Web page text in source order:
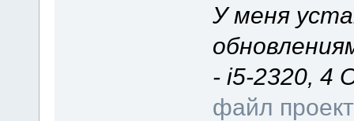
У меня
- i5-2320, 4
файл